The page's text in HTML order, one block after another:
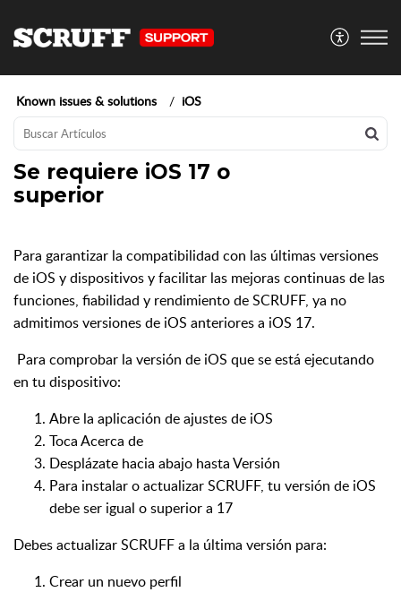
Known issues & solutions iOS
Se requiere iOS 17 o
superior
Para garantizar la compatibilidad con las últimas versiones
de iOS y dispositivos y facilitar las mejoras continuas de las
funciones, fiabilidad y rendimiento de SCRUFF, ya no
admitimos versiones de iOS anteriores a iOS 17.
Para comprobar la versión de iOS que se está ejecutando
en tu dispositivo:
Abre la aplicación de ajustes de iOS
Toca Acerca de
Desplázate hacia abajo hasta Versión
Para instalar o actualizar SCRUFF, tu versión de iOS
debe ser igual o superior a 17
Debes actualizar SCRUFF a la última versión para:
Crear un nuevo perfil